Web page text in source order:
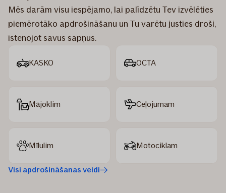
Mēs darām visu iespējamo, lai palīdzētu Tev izvēlēties
piemērotāko apdrošināšanu un Tu varētu justies droši,
īstenojot savus sapņus.
KASKO OCTA
Mājoklim Ceļojumam
Mīlulim Motociklam
Visi apdrošināšanas veidi